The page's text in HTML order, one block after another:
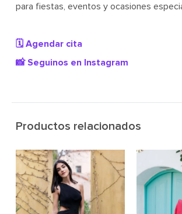
para fiestas, eventos y ocasiones
🗓️ Agendar cita
📸 Seguinos en Instagram
Productos relacionados